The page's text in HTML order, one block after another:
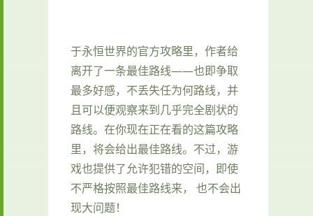
于永恒世界的官方攻略里，作者给
离开了一条最佳路线——也即争取
最多好感，不丢失任为何路线，并
且可以便观察来到几乎完全剧状的
路线。在你现在正在看的这篇攻略
里，将会给出最佳路线。不过，游
戏也提供了允许犯错的空间，即使
不严格按照最佳路线来， 也不会出
现大问题！